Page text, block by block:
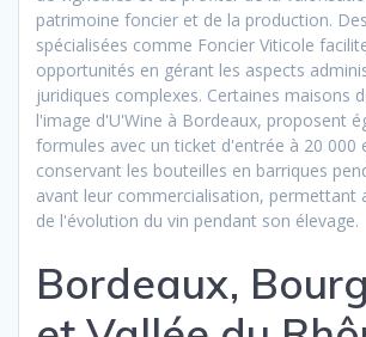
patrimoine foncier et de la production.
spécialisées comme Foncier Viticole
opportunités en gérant les aspects
juridiques complexes. Certaines maisons
l'image d'U'Wine à Bordeaux, proposent
formules avec un ticket d'entrée à 20 000
conservant les bouteilles en barriques
avant leur commercialisation, permettant
de l'évolution du vin pendant son élevage.
Bordeaux,